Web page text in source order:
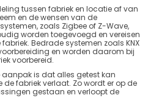
tussen fabriek en locatie af van
en de wensen van de
zoals Zigbee of Z-Wave,
worden toegevoegd en vereisen
Bedrade systemen zoals KNX
en worden daarom bij
voorbereid.
is dat alles getest kan
fabriek verlaat. Zo wordt er op de
gestaan en verloopt de